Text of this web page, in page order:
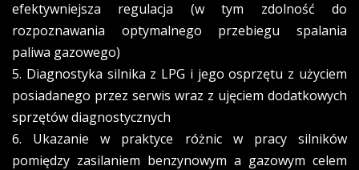
efektywniejsza regulacja (w tym zdolność do
rozpoznawania optymalnego przebiegu spalania
paliwa gazowego)
5. Diagnostyka silnika z LPG i jego osprzętu z użyciem
posiadanego przez serwis wraz z ujęciem dodatkowych
sprzętów diagnostycznych
6. Ukazanie w praktyce różnic w pracy silników
pomiędzy zasilaniem benzynowym a gazowym celem